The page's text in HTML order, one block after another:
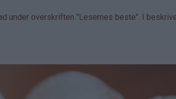
under overskriften "Lesernes beste". I